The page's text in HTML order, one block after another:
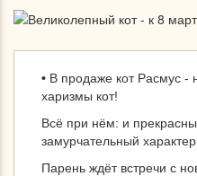
• В продаже кот Расмус -
харизмы кот!
Всё при нём: и
замурчательный характер.
Парень ждёт встречи с